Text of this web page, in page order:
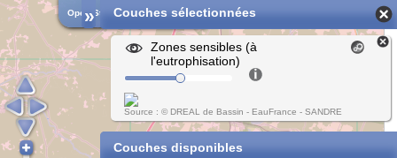
Open Street Map
» Couches sélectionnées
Zones sensibles (à
l'eutrophisation)
Source : © DREAL de Bassin - EauFrance - SANDRE
Couches disponibles